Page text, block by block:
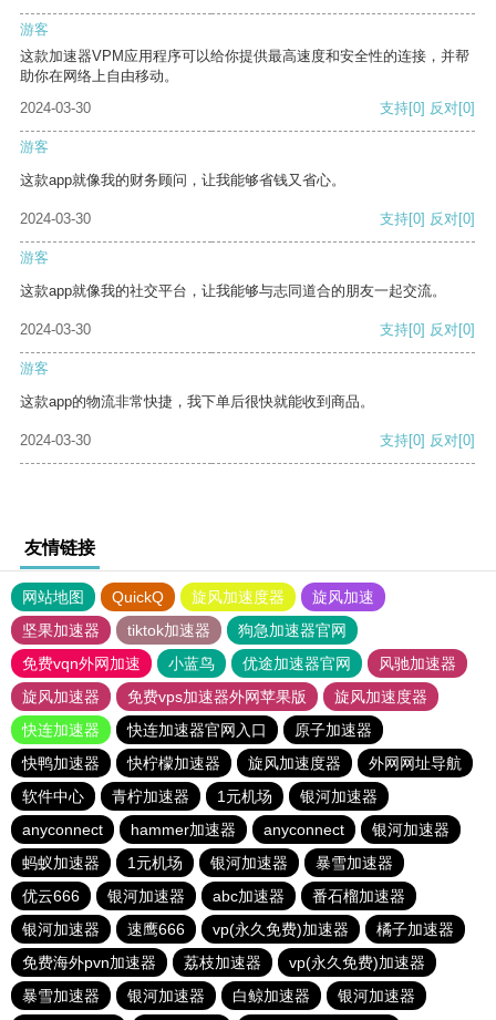
游客
这款加速器VPM应用程序可以给你提供最高速度和安全性的连接，并帮
助你在网络上自由移动。
2024-03-30
支持[0] 反对[0]
游客
这款app就像我的财务顾问，让我能够省钱又省心。
2024-03-30 支持[0] 反对[0]
游客
这款app就像我的社交平台，让我能够与志同道合的朋友一起交流。
2024-03-30 支持[0] 反对[0]
游客
这款app的物流非常快捷，我下单后很快就能收到商品。
2024-03-30 支持[0] 反对[0]
友情链接
网站地图 QuickQ 旋风加速度器
旋风加速
坚果加速器
tiktok加速器
狗急加速器官网
免费vqn外网加速
小蓝鸟 优途加速器官网
风驰加速器
旋风加速器
免费vps加速器外网苹果版
旋风加速度器
快连加速器
快连加速器官网入口
原子加速器
快鸭加速器
快柠檬加速器 旋风加速度器
外网网址导航
软件中心
青柠加速器 1元机场
银河加速器
anyconnect
hammer加速器 anyconnect
银河加速器
蚂蚁加速器
1元机场 银河加速器
暴雪加速器
优云666
银河加速器 abc加速器
番石榴加速器
银河加速器
速鹰666 vp(永久免费)加速器
橘子加速器
免费海外pvn加速器
荔枝加速器
vp(永久免费)加速器
暴雪加速器
银河加速器 白鲸加速器 银河加速器